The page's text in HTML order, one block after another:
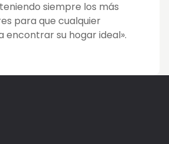
siempre los más
para que cualquier
encontrar su hogar ideal».